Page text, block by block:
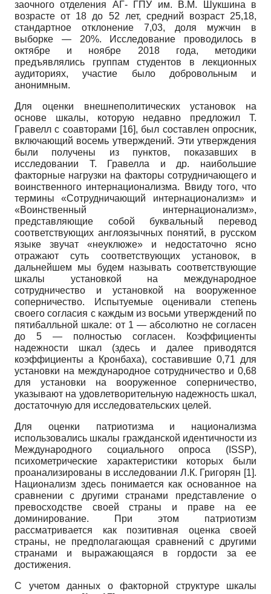
заочного отделения АГ- ГПУ им. В.М. Шукшина в
возрасте от 18 до 52 лет, средний возраст 25,18,
стандартное отклонение 7,03, доля мужчин в
выборке — 20%. Исследование проводилось в
октябре и ноябре 2018 года, методики
предъявлялись группам студентов в лекционных
аудиториях, участие было добровольным и
анонимным.
Для оценки внешнеполитических установок на
основе шкалы, которую недавно предложил Т.
Гравелл с соавторами [16], был составлен опросник,
включающий восемь утверждений. Эти утверждения
были получены из пунктов, показавших в
исследовании Т. Гравелла и др. наибольшие
факторные нагрузки на факторы сотрудничающего и
воинственного интернационализма. Ввиду того, что
термины «Сотрудничающий интернационализм» и
«Воинственный интернационализм»,
представляющие собой буквальный перевод
соответствующих англоязычных понятий, в русском
языке звучат «неуклюже» и недостаточно ясно
отражают суть соответствующих установок, в
дальнейшем мы будем называть соответствующие
шкалы установкой на международное
сотрудничество и установкой на вооруженное
соперничество. Испытуемые оценивали степень
своего согласия с каждым из восьми утверждений по
пятибалльной шкале: от 1 — абсолютно не согласен
до 5 — полностью согласен. Коэффициенты
надежности шкал (здесь и далее приводятся
коэффициенты а Кронбаха), составившие 0,71 для
установки на международное сотрудничество и 0,68
для установки на вооруженное соперничество,
указывают на удовлетворительную надежность шкал,
достаточную для исследовательских целей.
Для оценки патриотизма и национализма
использовались шкалы гражданской идентичности из
Международного социального опроса ( ISSP),
психометрические характеристики которых были
проанализированы в исследовании Л.К. Григорян [1].
Национализм здесь понимается как основанное на
сравнении с другими странами представление о
превосходстве своей страны и праве на ее
доминирование. При этом патриотизм
рассматривается как позитивная оценка своей
страны, не предполагающая сравнений с другими
странами и выражающаяся в гордости за ее
достижения.
С учетом данных о факторной структуре шкалы